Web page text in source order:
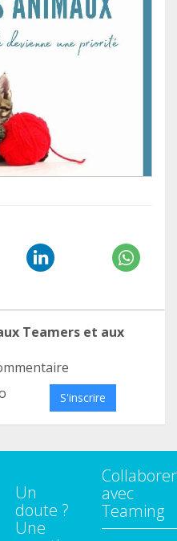
Teamers et aux
S'inscrire
Un
doute ?
Une
Collaborer
avec
Teaming